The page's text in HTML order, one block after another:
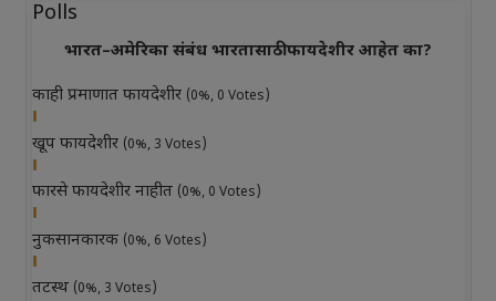
Polls
भारत–अमेरिका संबंध भारतासाठी फायदेशीर आहेत का?
काही प्रमाणात फायदेशीर (0%, 0 Votes)
खूप फायदेशीर (0%, 3 Votes)
फारसे फायदेशीर नाहीत (0%, 0 Votes)
नुकसानकारक (0%, 6 Votes)
तटस्थ (0%, 3 Votes)